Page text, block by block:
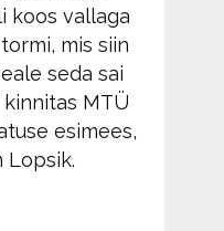
koos vallaga
mis siin
seda sai
kinnitas MTÜ
esimees,
Lopsik.